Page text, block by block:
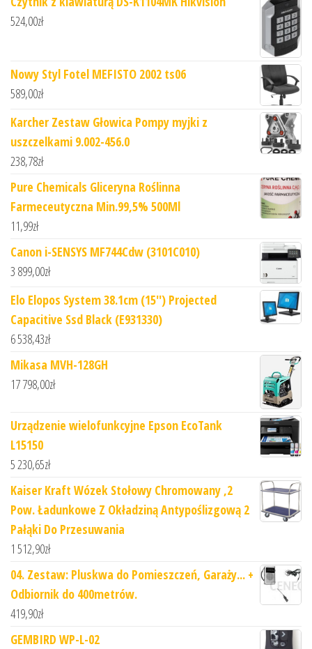
524,00zł
Nowy Styl Fotel MEFISTO 2002 ts06
589,00zł
Karcher Zestaw Głowica Pompy myjki z
uszczelkami 9.002-456.0
238,78zł
Pure Chemicals Gliceryna Roślinna
Farmeceutyczna Min.99,5% 500Ml
11,99zł
Canon i-SENSYS MF744Cdw (3101C010)
3 899,00zł
Elo Elopos System 38.1cm (15'') Projected
Capacitive Ssd Black (E931330)
6 538,43zł
Mikasa MVH-128GH
17 798,00zł
Urządzenie wielofunkcyjne Epson EcoTank
L15150
5 230,65zł
Kaiser Kraft Wózek Stołowy Chromowany ,2
Pow. Ładunkowe Z Okładziną Antypoślizgową 2
Pałąki Do Przesuwania
1 512,90zł
04. Zestaw: Pluskwa do Pomieszczeń, Garaży... +
Odbiornik do 400metrów.
419,90zł
GEMBIRD WP-L-02